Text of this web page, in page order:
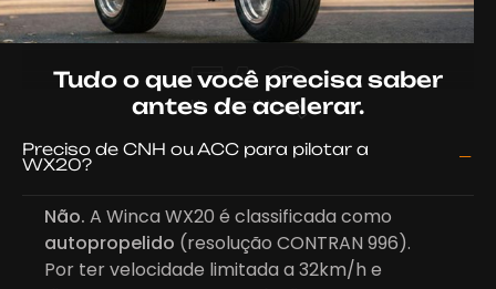
FAQ
Tudo o que você precisa saber
antes de acelerar.
Preciso de CNH ou ACC para pilotar a
WX20?
Não. A Winca WX20 é classificada como
autopropelido (resolução CONTRAN 996).
Por ter velocidade limitada a 32km/h e